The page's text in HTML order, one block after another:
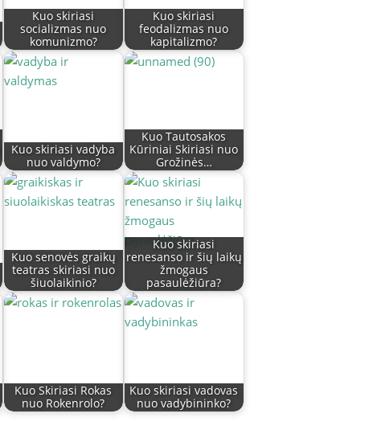
Kuo skiriasi
socializmas nuo
komunizmo?
Kuo skiriasi
feodalizmas nuo
kapitalizmo?
Kuo skiriasi vadyba
nuo valdymo?
Kuo Tautosakos
Kūriniai Skiriasi nuo
Grožinės…
Kuo senovės graikų
teatras skiriasi nuo
šiuolaikinio?
Kuo skiriasi
renesanso ir šių laikų
žmogaus
pasaulėžiūra?
Kuo Skiriasi Rokas
nuo Rokenrolo?
Kuo skiriasi vadovas
nuo vadybininko?